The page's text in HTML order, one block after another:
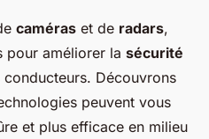
caméras et de radars,
pour améliorer la sécurité
conducteurs. Découvrons
peuvent vous
et plus efficace en milieu